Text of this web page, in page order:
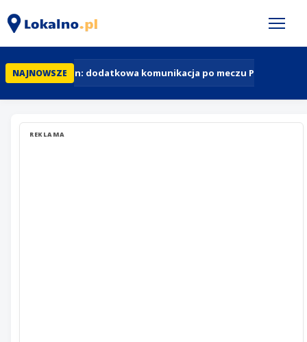
NAJNOWSZESzczecin: dodatkowa komunikacja po meczu Pogoń -
REKLAMA